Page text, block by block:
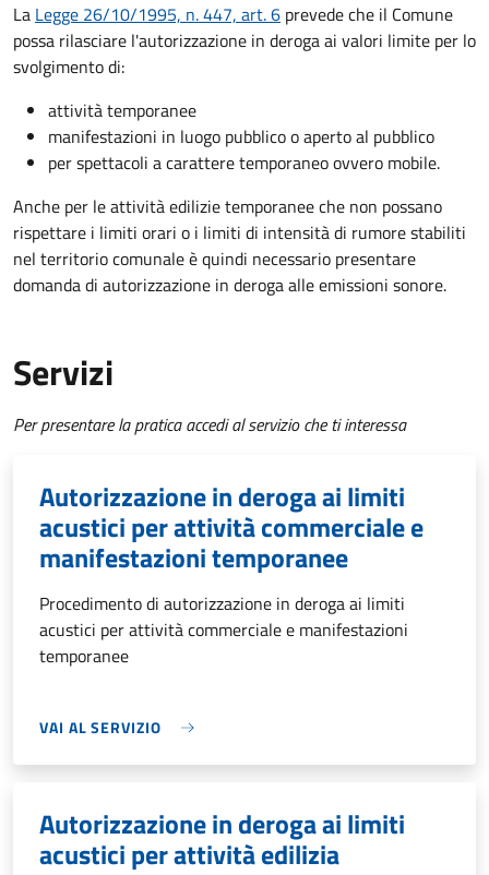
La Legge 26/10/1995, n. 447, art. 6 prevede che il Comune
possa rilasciare l'autorizzazione in deroga ai valori limite per lo
svolgimento di:
attività temporanee
manifestazioni in luogo pubblico o aperto al pubblico
per spettacoli a carattere temporaneo ovvero mobile.
Anche per le attività edilizie temporanee che non possano
rispettare i limiti orari o i limiti di intensità di rumore stabiliti
nel territorio comunale è quindi necessario presentare
domanda di autorizzazione in deroga alle emissioni sonore.
Servizi
Per presentare la pratica accedi al servizio che ti interessa
Autorizzazione in deroga ai limiti
acustici per attività commerciale e
manifestazioni temporanee
Procedimento di autorizzazione in deroga ai limiti
acustici per attività commerciale e manifestazioni
temporanee
VAI AL SERVIZIO
Autorizzazione in deroga ai limiti
acustici per attività edilizia